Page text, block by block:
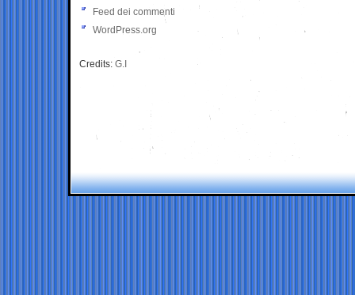
Feed dei commenti
WordPress.org
Credits: G.I